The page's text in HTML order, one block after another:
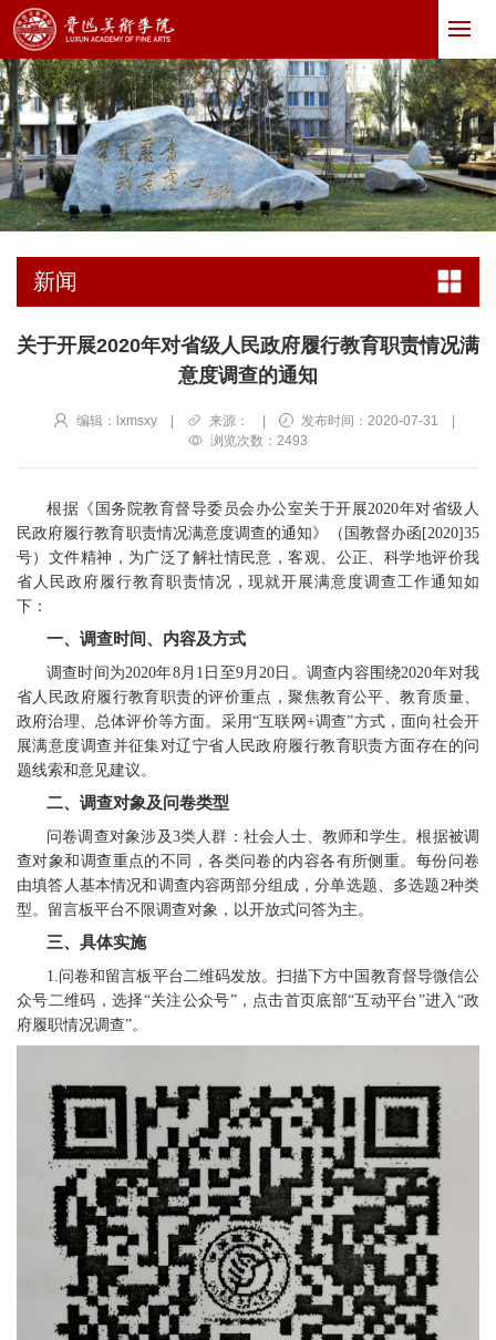
新闻
关于开展2020年对省级人民政府履行教育职责情况满
意度调查的通知
编辑：lxmsxy | 来源： | 发布时间：2020-07-31
|
浏览次数： 2493
根据《国务院教育督导委员会办公室关于开展2020年对省级人
民政府履行教育职责情况满意度调查的通知》（国教督办函[2020]35
号）文件精神，为广泛了解社情民意，客观、公正、科学地评价我
省人民政府履行教育职责情况，现就开展满意度调查工作通知如
下：
一、调查时间、内容及方式
调查时间为2020年8月1日至9月20日。调查内容围绕2020年对我
省人民政府履行教育职责的评价重点，聚焦教育公平、教育质量、
政府治理、总体评价等方面。采用“互联网+调查”方式，面向社会开
展满意度调查并征集对辽宁省人民政府履行教育职责方面存在的问
题线索和意见建议。
二、调查对象及问卷类型
问卷调查对象涉及3类人群：社会人士、教师和学生。根据被调
查对象和调查重点的不同，各类问卷的内容各有所侧重。每份问卷
由填答人基本情况和调查内容两部分组成，分单选题、多选题2种类
型。留言板平台不限调查对象，以开放式问答为主。
三、具体实施
1.问卷和留言板平台二维码发放。扫描下方中国教育督导微信公
众号二维码，选择“关注公众号”，点击首页底部“互动平台”进入“政
府履职情况调查”。